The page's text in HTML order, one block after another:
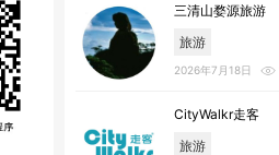
三清山婺源旅游
旅游
2026年7月18日
CityWalkr走客
旅游